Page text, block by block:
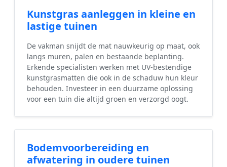
Kunstgras aanleggen in kleine en
lastige tuinen
De vakman snijdt de mat nauwkeurig op maat, ook
langs muren, palen en bestaande beplanting.
Erkende specialisten werken met UV-bestendige
kunstgrasmatten die ook in de schaduw hun kleur
behouden. Investeer in een duurzame oplossing
voor een tuin die altijd groen en verzorgd oogt.
Bodemvoorbereiding en
afwatering in oudere tuinen